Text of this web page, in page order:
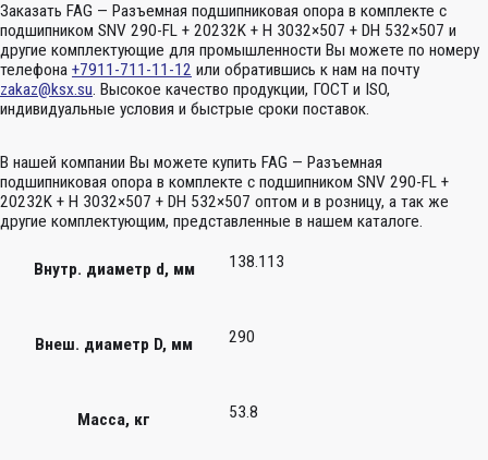
Заказать FAG — Разъемная подшипниковая опора в комплекте с
подшипником SNV 290-FL + 20232K + H 3032×507 + DH 532×507 и
другие комплектующие для промышленности Вы можете по номеру
телефона +7911-711-11-12 или обратившись к нам на почту
zakaz@ksx.su. Высокое качество продукции, ГОСТ и ISO,
индивидуальные условия и быстрые сроки поставок.
В нашей компании Вы можете купить FAG — Разъемная
подшипниковая опора в комплекте с подшипником SNV 290-FL +
20232K + H 3032×507 + DH 532×507 оптом и в розницу, а так же
другие комплектующим, представленные в нашем каталоге.
Внутр. диаметр d, мм 138.113
Внеш. диаметр D, мм 290
Масса, кг 53.8